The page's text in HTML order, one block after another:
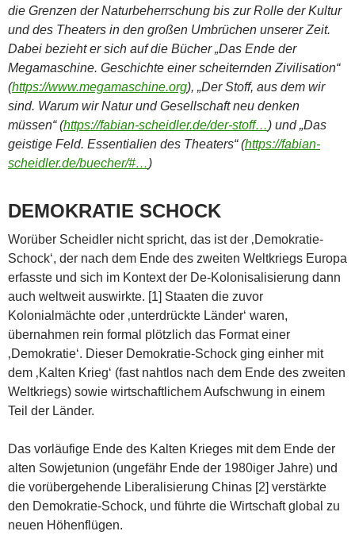
die Grenzen der Naturbeherrschung bis zur Rolle der Kultur
und des Theaters in den großen Umbrüchen unserer Zeit.
Dabei bezieht er sich auf die Bücher „Das Ende der
Megamaschine. Geschichte einer scheiternden Zivilisation“
(https://www.megamaschine.org), „Der Stoff, aus dem wir
sind. Warum wir Natur und Gesellschaft neu denken
müssen“ (https://fabian-scheidler.de/der-stoff…) und „Das
geistige Feld. Essentialien des Theaters“ (https://fabian-
scheidler.de/buecher/#…)
DEMOKRATIE SCHOCK
Worüber Scheidler nicht spricht, das ist der ‚Demokratie-
Schock‘, der nach dem Ende des zweiten Weltkriegs Europa
erfasste und sich im Kontext der De-Kolonisalisierung dann
auch weltweit auswirkte. [1] Staaten die zuvor
Kolonialmächte oder ‚unterdrückte Länder‘ waren,
übernahmen rein formal plötzlich das Format einer
‚Demokratie‘. Dieser Demokratie-Schock ging einher mit
dem ‚Kalten Krieg‘ (fast nahtlos nach dem Ende des zweiten
Weltkriegs) sowie wirtschaftlichem Aufschwung in einem
Teil der Länder.
Das vorläufige Ende des Kalten Krieges mit dem Ende der
alten Sowjetunion (ungefähr Ende der 1980iger Jahre) und
die vorübergehende Liberalisierung Chinas [2] verstärkte
den Demokratie-Schock, und führte die Wirtschaft global zu
neuen Höhenflügen.